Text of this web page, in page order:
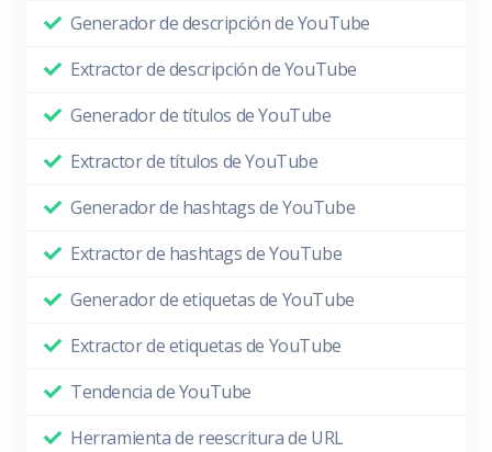
Generador de descripción de YouTube
Extractor de descripción de YouTube
Generador de títulos de YouTube
Extractor de títulos de YouTube
Generador de hashtags de YouTube
Extractor de hashtags de YouTube
Generador de etiquetas de YouTube
Extractor de etiquetas de YouTube
Tendencia de YouTube
Herramienta de reescritura de URL